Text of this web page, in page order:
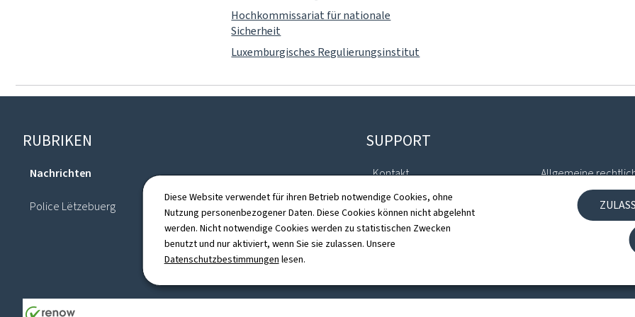
Diese Website verwendet für ihren Betrieb notwendige Cookies, ohne
Nutzung personenbezogener Daten. Diese Cookies können nicht abgelehnt
werden. Nicht notwendige Cookies werden zu statistischen Zwecken
benutzt und nur aktiviert, wenn Sie sie zulassen. Unsere
Datenschutzbestimmungen lesen.
Hochkommissariat für nationale
Sicherheit
Luxemburgisches Regulierungsinstitut
Footer
RUBRIKEN
Nachrichten
Police Lëtzebuerg
SUPPORT
Kontakt
Sitemap
Informationen zur Webseite
Allgemeine
Barrierefreiheit
Verwaltung der